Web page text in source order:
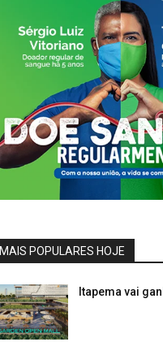
MAIS POPULARES HOJE
Itapema vai